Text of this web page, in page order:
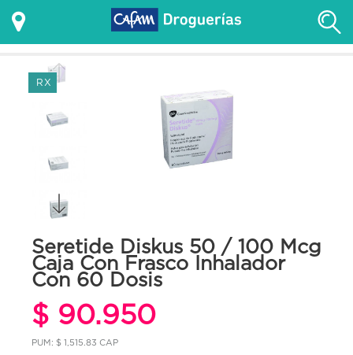
RX
Seretide Diskus 50 / 100 Mcg
Caja Con Frasco Inhalador
Con 60 Dosis
$ 90.950
PUM: $ 1,515.83 CAP